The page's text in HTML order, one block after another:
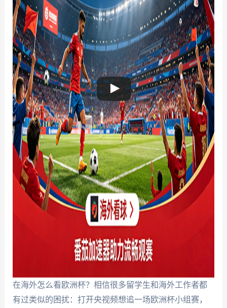
在海外怎么看欧洲杯？相信很多留学生和海外工作者都
有过类似的困扰：打开央视频想追一场欧洲杯小组赛，